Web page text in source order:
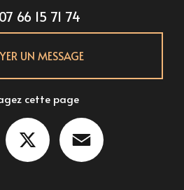
07 66 15 71 74
UN MESSAGE
cette page
Facebook